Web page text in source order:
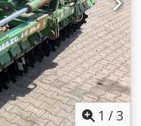
1 /3